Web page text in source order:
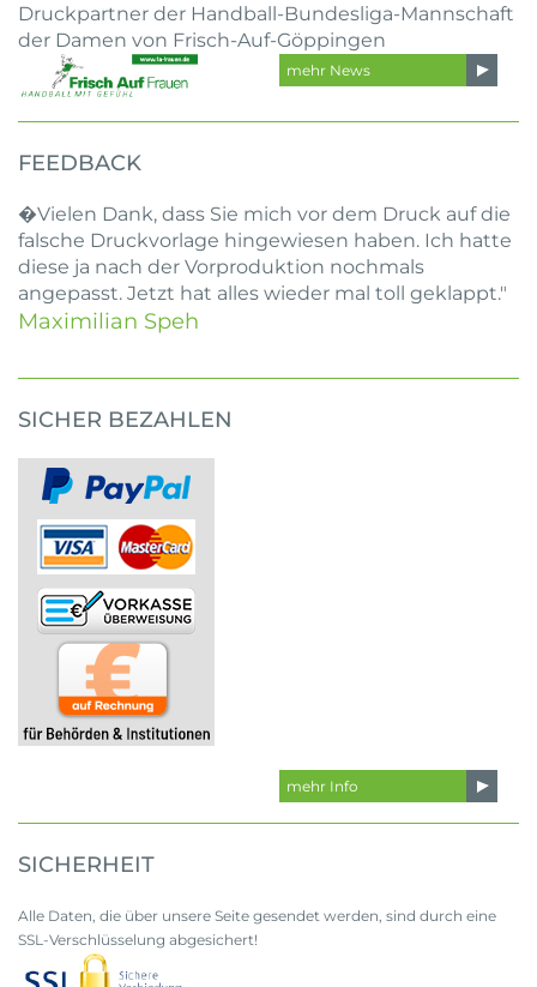
Druckpartner der Handball-Bundesliga-Mannschaft
der Damen von Frisch-Auf-Göppingen
mehr News
FEEDBACK
�Vielen Dank, dass Sie mich vor dem Druck auf die
falsche Druckvorlage hingewiesen haben. Ich hatte
diese ja nach der Vorproduktion nochmals
angepasst. Jetzt hat alles wieder mal toll geklappt."
Maximilian Speh
SICHER BEZAHLEN
mehr Info
SICHERHEIT
Alle Daten, die über unsere Seite gesendet werden, sind durch eine
SSL-Verschlüsselung abgesichert!